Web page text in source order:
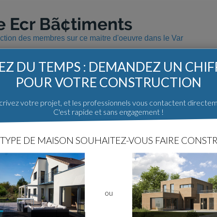
Ecr Bã¢timents
des membres sur ce maitre d'oeuvre dans le Var
Les constructions avec Ecr
Une nouvelle maison pour une n...
Nath38
67 1
Les maitres d'oeuvre sur
DU TEMPS : DEMANDEZ UN
POUR VOTRE CONSTRUCTION
votre projet, et les professionnels vous contactent
C'est rapide et sans engagement !
DE MAISON SOUHAITEZ-VOUS FAIRE
ou